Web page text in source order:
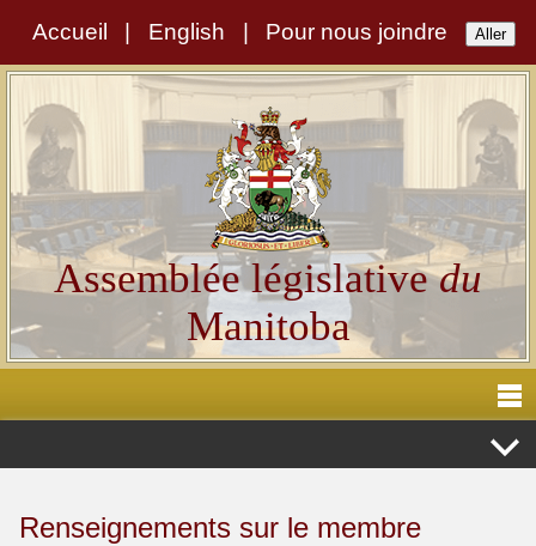
Accueil English Pour nous joindre
Assemblée législativedu
Manitoba
Renseignements sur le membre